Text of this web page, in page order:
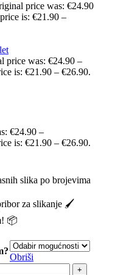
price was: €24.90
is: €21.90 –
price was: €24.90 –
is: €21.90 – €26.90.
€24.90 –
is: €21.90 – €26.90.
slika po brojevima
za slikanje 🖌️
📦
Obriši